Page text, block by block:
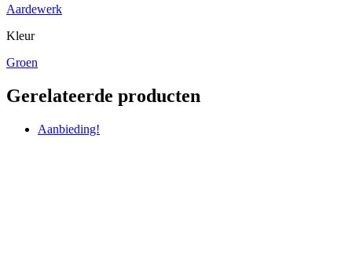
Aardewerk
Kleur
Groen
Gerelateerde producten
Aanbieding!